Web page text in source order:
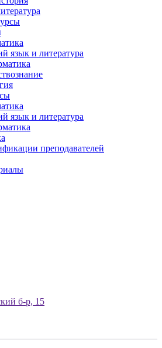
язык и литература
язык и литература
преподавателей
б-р, 15